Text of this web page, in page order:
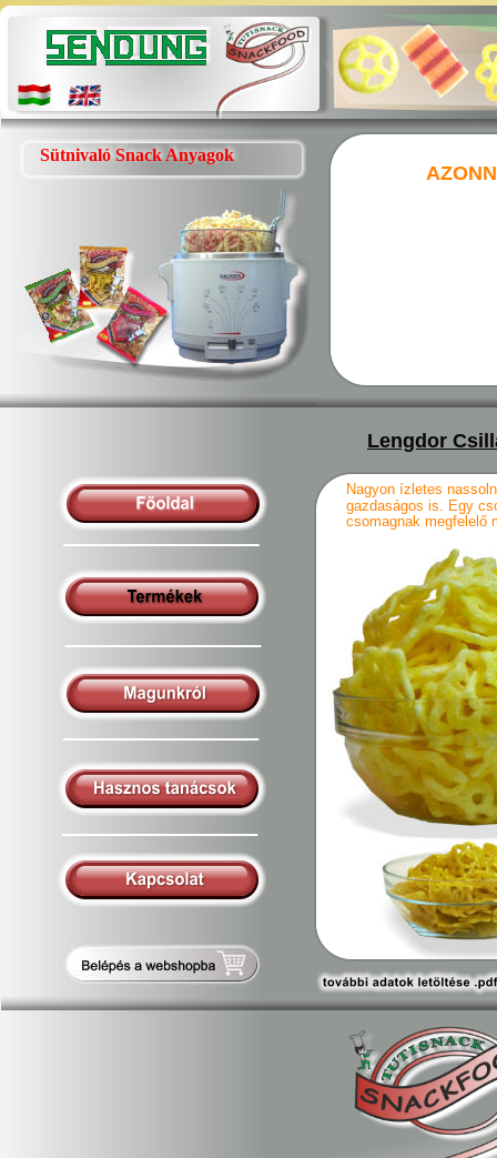
Sütnivaló Snack Anyagok
Lengdor
Nagyon ízletes
gazdaságos is. Egy
csomagnak megfelelő